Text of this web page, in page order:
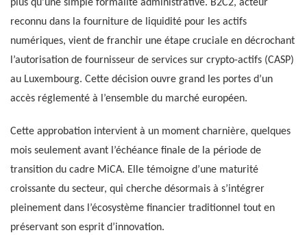
plus qu’une simple formalité administrative. B2C2, acteur
reconnu dans la fourniture de liquidité pour les actifs
numériques, vient de franchir une étape cruciale en décrochant
l’autorisation de fournisseur de services sur crypto-actifs (CASP)
au Luxembourg. Cette décision ouvre grand les portes d’un
accès réglementé à l’ensemble du marché européen.
Cette approbation intervient à un moment charnière, quelques
mois seulement avant l’échéance finale de la période de
transition du cadre MiCA. Elle témoigne d’une maturité
croissante du secteur, qui cherche désormais à s’intégrer
pleinement dans l’écosystème financier traditionnel tout en
préservant son esprit d’innovation.